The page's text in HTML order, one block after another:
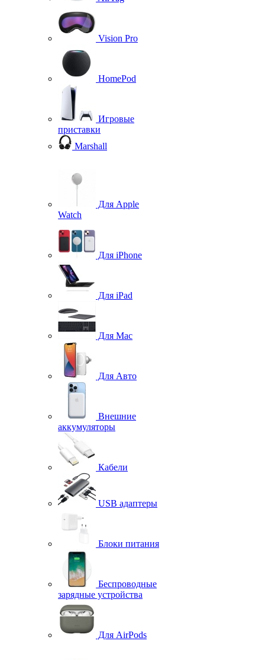
Vision Pro
HomePod
Игровые
приставки
Marshall
Для Apple
Watch
Для iPhone
Для iPad
Для Mac
Для Авто
Внешние
аккумуляторы
Кабели
USB адаптеры
Блоки питания
Беспроводные
зарядные устройства
Для AirPods